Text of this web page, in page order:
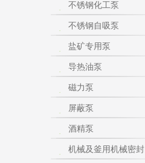
不锈钢化工泵
不锈钢自吸泵
盐矿专用泵
导热油泵
磁力泵
屏蔽泵
酒精泵
机械及釜用机械密封